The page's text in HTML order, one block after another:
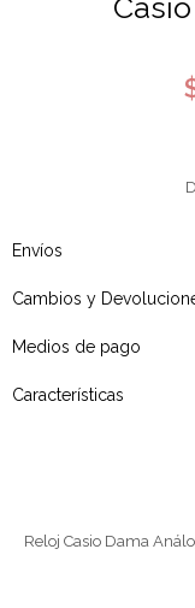
Envíos
Cambios y
Medios de pago
Características
Reloj Casio Dama